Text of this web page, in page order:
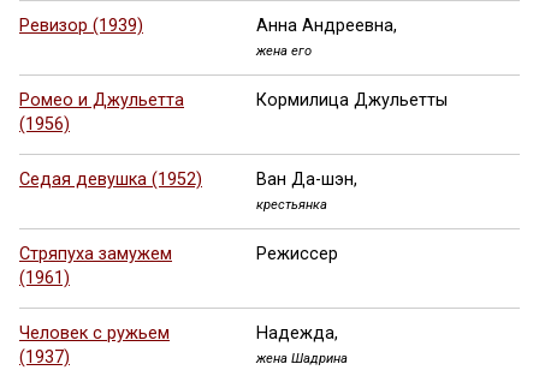
Ревизор (1939) Анна Андреевна,
жена его
Ромео и Джульетта
(1956)
Кормилица Джульетты
Седая девушка (1952) Ван Да-шэн,
крестьянка
Стряпуха замужем
(1961)
Режиссер
Человек с ружьем
(1937)
Надежда,
жена Шадрина